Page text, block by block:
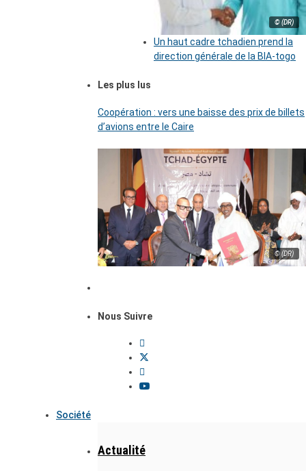
© (DR)
Un haut cadre tchadien prend la
direction générale de la BIA-togo
Les plus lus
Coopération : vers une baisse des prix de billets
d’avions entre le Caire
© (DR)
Nous Suivre
Société
Actualité